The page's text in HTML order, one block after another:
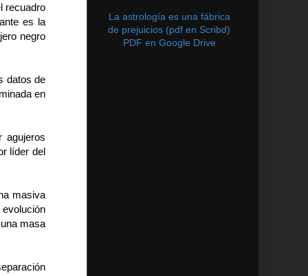
recuadro
es la
negro
datos de
en
agujeros
líder del
masiva
masa
La astrología es una fábrica
de prejuicios (pdf en Scribd)
PDF en Google Drive